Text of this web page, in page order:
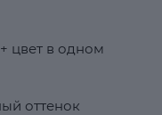
цвет в одном
оттенок